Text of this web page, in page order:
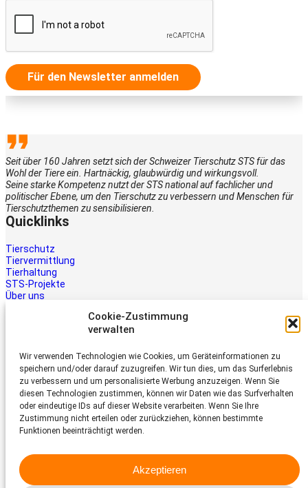
Cookie-Zustimmung
verwalten
Wir verwenden Technologien wie Cookies, um Geräteinformationen zu
speichern und/oder darauf zuzugreifen. Wir tun dies, um das Surferlebnis
zu verbessern und um personalisierte Werbung anzuzeigen. Wenn Sie
diesen Technologien zustimmen, können wir Daten wie das Surfverhalten
oder eindeutige IDs auf dieser Website verarbeiten. Wenn Sie Ihre
Zustimmung nicht erteilen oder zurückziehen, können bestimmte
Funktionen beeinträchtigt werden.
Akzeptieren
Für den Newsletter anmelden
Seit über 160 Jahren setzt sich der Schweizer Tierschutz STS für das
Wohl der Tiere ein. Hartnäckig, glaubwürdig und wirkungsvoll.
Seine starke Kompetenz nutzt der STS national auf fachlicher und
politischer Ebene, um den Tierschutz zu verbessern und Menschen für
Tierschutzthemen zu sensibilisieren.
Quicklinks
Tierschutz
Tiervermittlung
Tierhaltung
STS-Projekte
Über uns
Tiere brauchen Hilfe – auch Ihre.
Unterstützen Sie die Arbeit des
Schweizer Tierschutz STS.
Jetzt spenden
Schweizer Tierschutz STS
CH-4053 Basel